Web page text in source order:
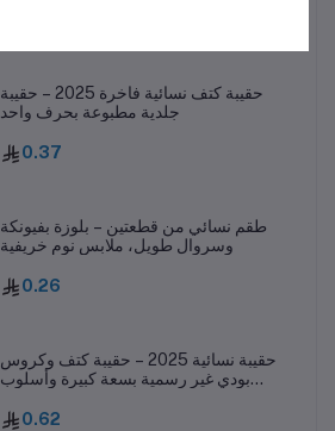
حقيبة كتف نسائية فاخرة 2025 – حقيبة
جلدية مطبوعة بحرف واحد
0.37
طقم نسائي من قطعتين – بلوزة بفيونكة
وسروال طويل، ملابس نوم خريفية
0.26
حقيبة نسائية 2025 – حقيبة كتف وكروس
بودي غير رسمية بسعة كبيرة وأسلوب
0.62